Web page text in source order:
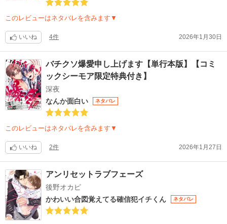
このレビューはネタバレを含みます▼
いいね 4件 2026年1月30日
バチクソ爆愛申し上げます【単行本版】【コミ
ックシーモア限定特典付き】
深夜
なんか面白い
ネタバレ
このレビューはネタバレを含みます▼
いいね 2件 2026年1月27日
アンリセットラブフェーズ
後野オカピ
かわいい合図覚えてる確信犯イチくん
ネタバレ